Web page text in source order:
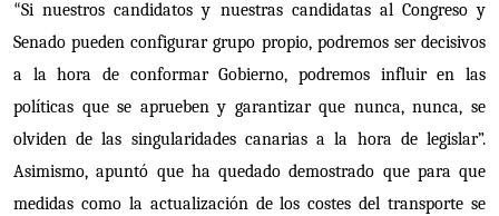
“Si nuestros candidatos y nuestras candidatas al Congreso y
Senado pueden configurar grupo propio, podremos ser decisivos
a la hora de conformar Gobierno, podremos influir en las
políticas que se aprueben y garantizar que nunca, nunca, se
olviden de las singularidades canarias a la hora de legislar”.
Asimismo, apuntó que ha quedado demostrado que para que
medidas como la actualización de los costes del transporte se